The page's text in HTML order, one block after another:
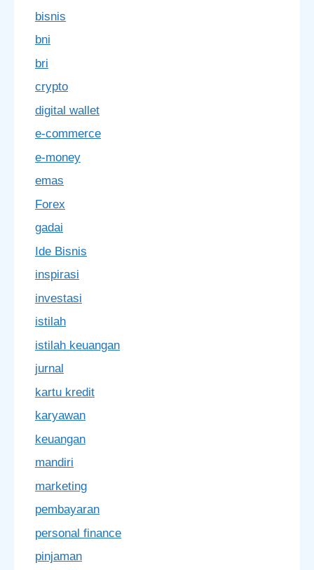
bisnis
bni
bri
crypto
digital wallet
e-commerce
e-money
emas
Forex
gadai
Ide Bisnis
inspirasi
investasi
istilah
istilah keuangan
jurnal
kartu kredit
karyawan
keuangan
mandiri
marketing
pembayaran
personal finance
pinjaman